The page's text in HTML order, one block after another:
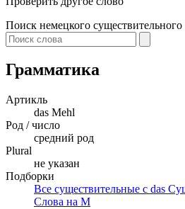
Поиск немецкого существительного
Грамматика
Артикль
das Mehl
Род / число
средний род
Plural
не указан
Подборки
Все существительные с das
Слова на M